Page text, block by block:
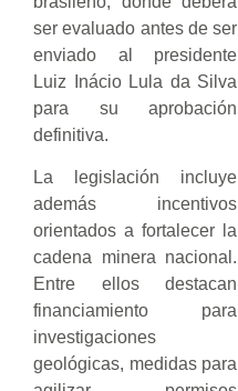
ser evaluado antes de ser
enviado al presidente
Luiz Inácio Lula da Silva
para su aprobación
definitiva.
La legislación incluye
además incentivos
orientados a fortalecer la
cadena minera nacional.
Entre ellos destacan
financiamiento para
investigaciones
geológicas, medidas para